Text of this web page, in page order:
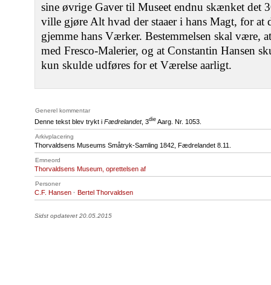
sine øvrige Gaver til Museet endnu skænket det
ville gjøre Alt hvad der staaer i hans Magt, for
gjemme hans Værker. Bestemmelsen skal være,
med Fresco-Malerier, og at Constantin Hansen
kun skulde udføres for et Værelse aarligt.
Generel kommentar
Denne tekst blev trykt i Fædrelandet, 3die Aarg. Nr. 1053.
Arkivplacering
Thorvaldsens Museums Småtryk-Samling 1842, Fædrelandet 8.11.
Emneord
Thorvaldsens Museum, oprettelsen af
Personer
C.F. Hansen · Bertel Thorvaldsen
Sidst opdateret 20.05.2015